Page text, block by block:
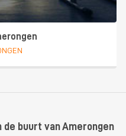
buurt van Amerongen